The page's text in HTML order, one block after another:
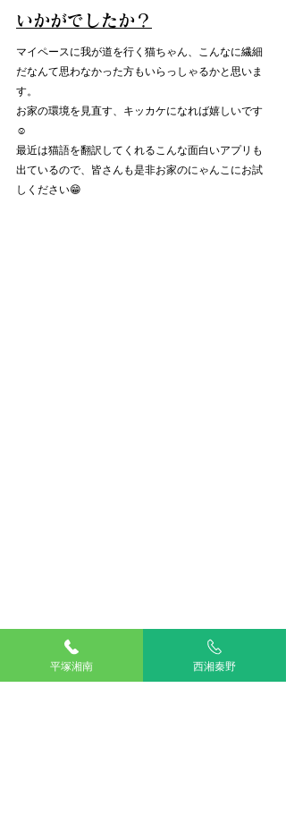
いかがでしたか？
マイペースに我が道を行く猫ちゃん、こんなに繊細
だなんて思わなかった方もいらっしゃるかと思いま
す。
お家の環境を見直す、キッカケになれば嬉しいです
☺️
最近は猫語を翻訳してくれるこんな面白いアプリも
出ているので、皆さんも是非お家のにゃんこにお試
しください😁
平塚湘南 西湘秦野